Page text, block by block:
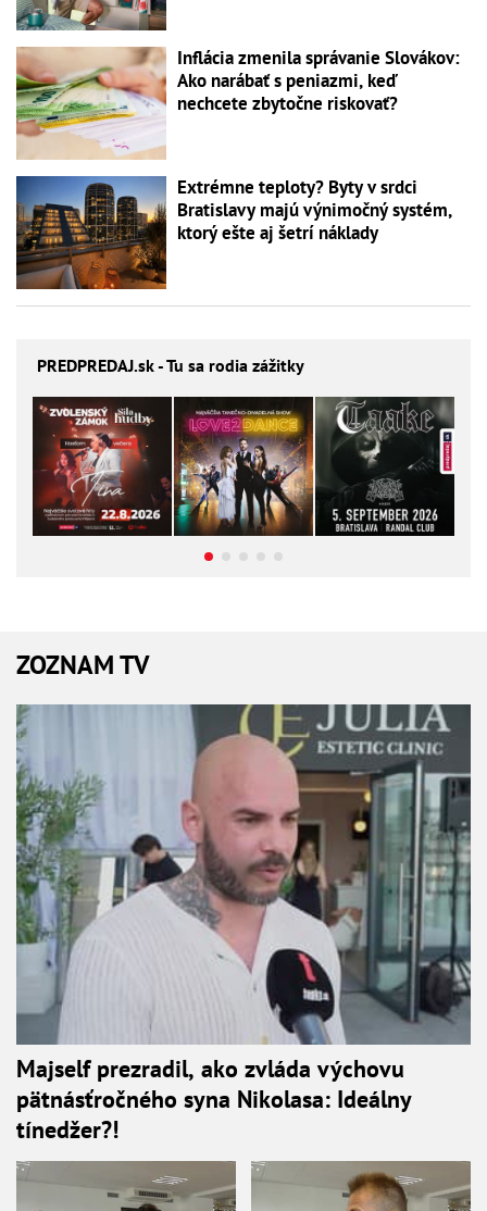
Inflácia zmenila správanie Slovákov:
Ako narábať s peniazmi, keď
nechcete zbytočne riskovať?
Extrémne teploty? Byty v srdci
Bratislavy majú výnimočný systém,
ktorý ešte aj šetrí náklady
PREDPREDAJ.sk - Tu sa rodia zážitky
ZOZNAM TV
Majself prezradil, ako zvláda výchovu
pätnásťročného syna Nikolasa: Ideálny
tínedžer?!